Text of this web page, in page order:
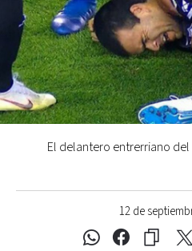
12 de
El delantero entrerriano